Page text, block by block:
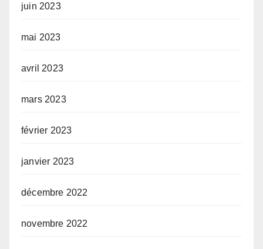
juin 2023
mai 2023
avril 2023
mars 2023
février 2023
janvier 2023
décembre 2022
novembre 2022